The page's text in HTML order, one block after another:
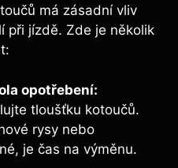
má zásadní vliv
při jízdě. Zde je několik
opotřebení:
tloušťku kotoučů.
rysy nebo
je čas na výměnu.